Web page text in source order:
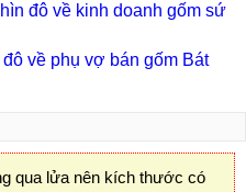
đô về kinh doanh gốm sứ
về phụ vợ bán gốm Bát
qua lửa nên kích thước có